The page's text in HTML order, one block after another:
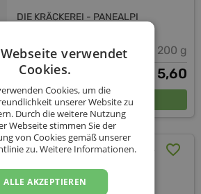
DIE KRÄCKEREI - PANEALPI
200 g
5,60
den Warenkorb
Gailtaler Butterkekse Nuss
DIE KRÄCKEREI - PANEALPI
verwendet
Cookies.
Cookies, um die
unserer Website zu
Durch die weitere Nutzung
Webseite stimmen Sie der
von Cookies gemäß unserer
zu.Weitere Informationen.
ALLE AKZEPTIEREN